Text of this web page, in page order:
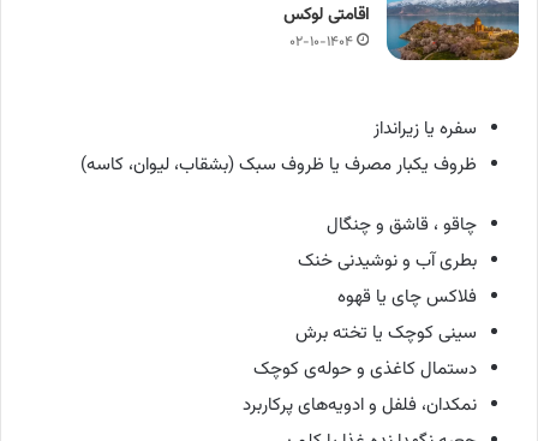
اقامتی لوکس
۰۲-۱۰-۱۴۰۴
سفره یا زیرانداز
ظروف یکبار مصرف یا ظروف سبک (بشقاب، لیوان، کاسه)
چاقو ، قاشق و چنگال
بطری آب و نوشیدنی خنک
فلاکس چای یا قهوه
سینی کوچک یا تخته برش
دستمال کاغذی و حوله‌ی کوچک
نمکدان، فلفل و ادویه‌های پرکاربرد